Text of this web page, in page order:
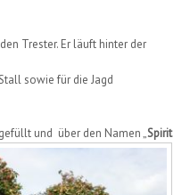
Trester. Er läuft hinter der
sowie für die Jagd
und über den Namen „Spirit